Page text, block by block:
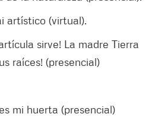
artístico (virtual).
sirve! La madre Tierra
raíces! (presencial)
mi huerta (presencial)